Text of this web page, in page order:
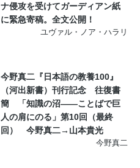
ナ侵攻を受けてガーディアン紙
に緊急寄稿。全文公開！
ユヴァル・ノア・ハラリ
今野真二『日本語の教養100』
（河出新書）刊行記念 往復書
簡 「知識の沼――ことばで巨
人の肩にのる」第10回（最終
回） 今野真二→山本貴光
今野真二